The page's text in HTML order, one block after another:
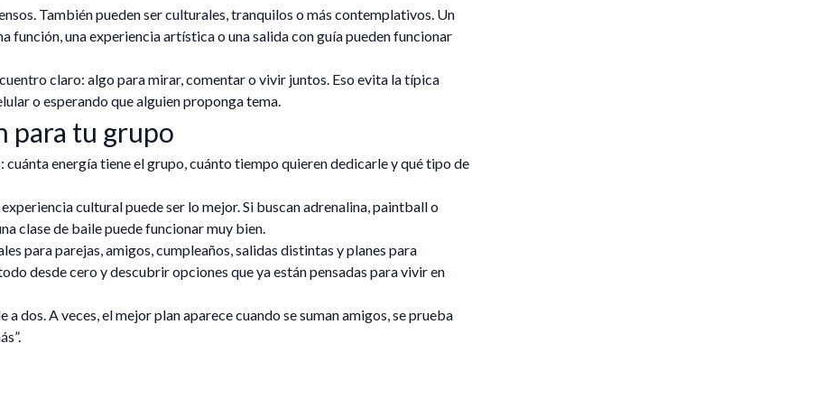
También pueden ser culturales, tranquilos o más contemplativos. Un
función, una experiencia artística o una salida con guía pueden funcionar
claro: algo para mirar, comentar o vivir juntos. Eso evita la típica
o esperando que alguien proponga tema.
para tu grupo
cuánta energía tiene el grupo, cuánto tiempo quieren dedicarle y qué tipo de
cultural puede ser lo mejor. Si buscan adrenalina, paintball o
clase de baile puede funcionar muy bien.
para parejas, amigos, cumpleaños, salidas distintas y planes para
desde cero y descubrir opciones que ya están pensadas para vivir en
dos. A veces, el mejor plan aparece cuando se suman amigos, se prueba